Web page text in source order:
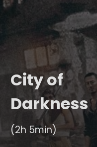
City of
Darkness
(2h 5min)